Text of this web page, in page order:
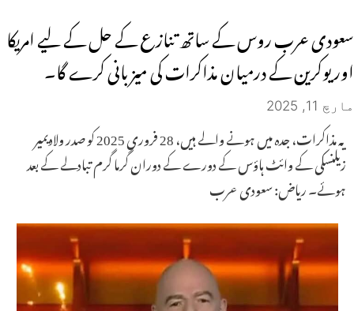
سعودی عرب روس کے ساتھ تنازع کے حل کے لیے امریکا
اور یوکرین کے درمیان مذاکرات کی میزبانی کرے گا۔
مارچ 11, 2025
یہ مذاکرات، جدہ میں ہونے والے ہیں، 28 فروری 2025 کو صدر ولادیمیر
زیلنسکی کے وائٹ ہاؤس کے دورے کے دوران گرما گرم تبادلے کے بعد
ہوئے۔ ریاض: سعودی عرب